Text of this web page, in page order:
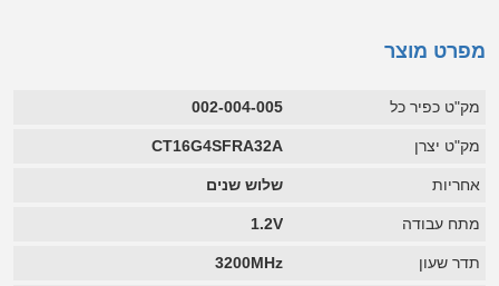
מפרט מוצר
מק"ט כפיר כל 002-004-005
מק"ט יצרן CT16G4SFRA32A
אחריות שלוש שנים
מתח עבודה 1.2V
תדר שעון 3200MHz